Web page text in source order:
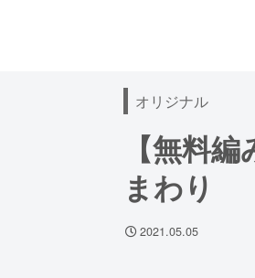
オリジナル
【無料
まわり
2021.05.05